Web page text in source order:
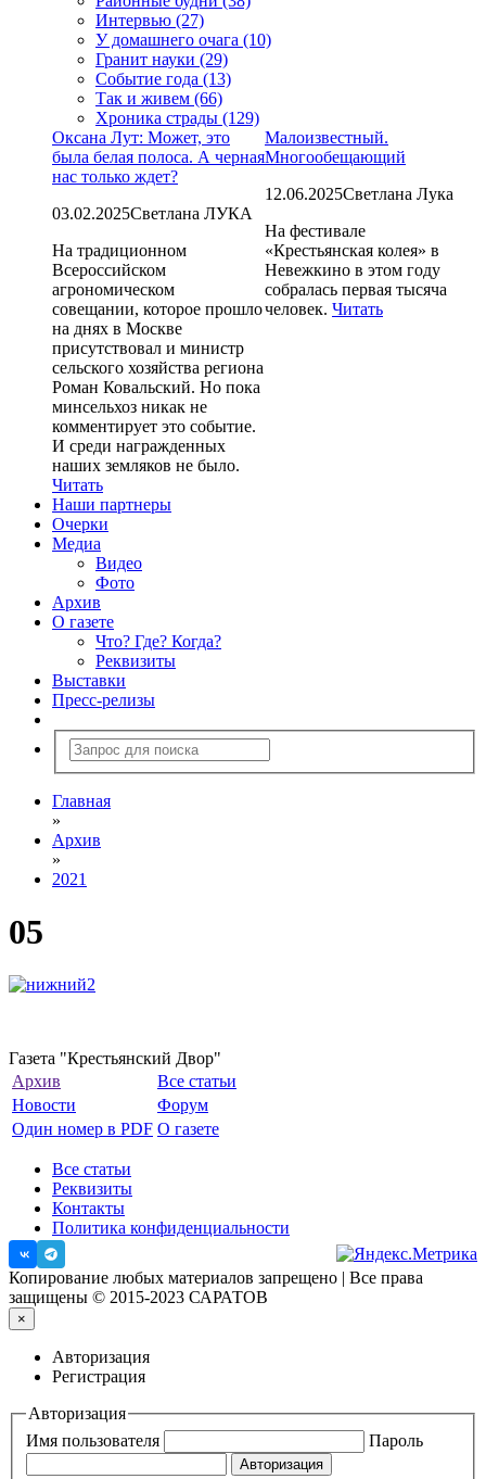
Интервью (27)
У домашнего очага (10)
Гранит науки (29)
Событие года (13)
Так и живем (66)
Хроника страды (129)
Малоизвестный.
Многообещающий
12.06.2025Светлана Лука
На фестивале
«Крестьянская колея» в
Невежкино в этом году
собралась первая тысяча
человек. Читать
Оксана Лут: Может, это
была белая полоса. А черная
нас только ждет?
03.02.2025Светлана ЛУКА
На традиционном
Всероссийском
агрономическом
совещании, которое прошло
на днях в Москве
присутствовал и министр
сельского хозяйства региона
Роман Ковальский. Но пока
минсельхоз никак не
комментирует это событие.
И среди награжденных
наших земляков не было.
Читать
Наши партнеры
Очерки
Медиа
Видео
Фото
Архив
О газете
Что? Где? Когда?
Реквизиты
Выставки
Пресс-релизы
Главная
»
Архив
»
2021
05
Газета "Крестьянский Двор"
Архив
Все статьи
Новости
Форум
Один номер в PDF О газете
Все статьи
Реквизиты
Контакты
Политика конфиденциальности
Копирование любых материалов запрещено | Все права
защищены © 2015-2023 САРАТОВ
×
Авторизация
Регистрация
Авторизация
Имя пользователя
Пароль